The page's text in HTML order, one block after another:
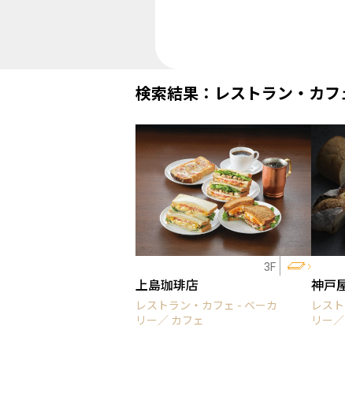
検索結果：レストラン・カフ
3F
上島珈琲店
レストラン・カフェ - ベーカ
リー／ カフェ
神戸
レス
リー